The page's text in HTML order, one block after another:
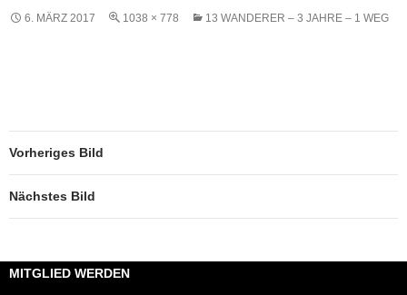
6. MÄRZ 2017 1038 × 778 13 WANDERER – 3 JAHRE – 1 WEG
Vorheriges Bild
Nächstes Bild
MITGLIED WERDEN